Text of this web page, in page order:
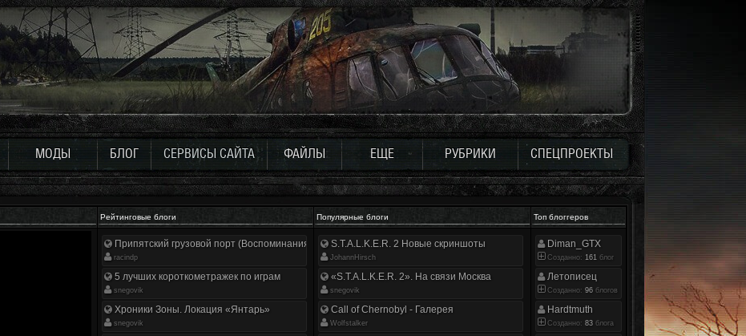
МОДЫ БЛОГ СЕРВИСЫ САЙТА ФАЙЛЫ ЕЩЕ РУБРИКИ СПЕЦПРОЕКТЫ
Рейтинговые блоги Популярные блоги Топ блоггеров
Припятский грузовой порт (Воспоминания ликвидатора)
racindp
5 лучших короткометражек по играм
snegovik
Хроники Зоны. Локация «Янтарь»
snegovik
S.T.A.L.K.E.R. 2 Новые скриншоты
JohannHirsch
«S.T.A.L.K.E.R. 2». На связи Москва
snegovik
Call of Chernobyl - Галерея
Wolfstalker
Diman_GTX
Созданно: 161 блог
Летописец
Созданно: 96 блогов
Hardtmuth
Созданно: 83 блога